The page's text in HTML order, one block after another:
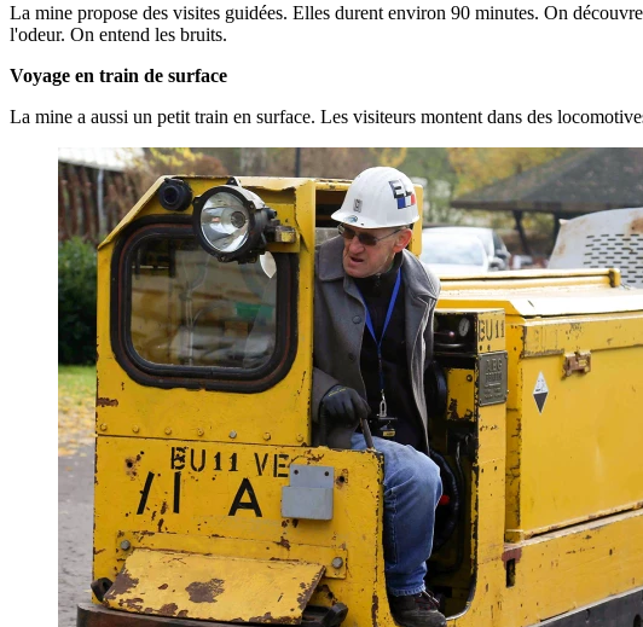
La mine propose des visites guidées. Elles durent environ 90 minutes. On
l'odeur. On entend les bruits.
Voyage en train de surface
La mine a aussi un petit train en surface. Les visiteurs montent dans des